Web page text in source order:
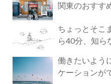
関東のおすす
ちょっとそこ
ら40分、知ら
働きたいよう
ケーションが